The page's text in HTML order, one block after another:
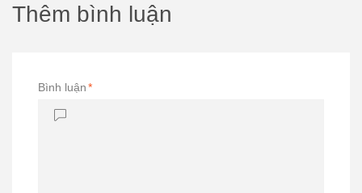
Thêm bình luận
Bình luận*